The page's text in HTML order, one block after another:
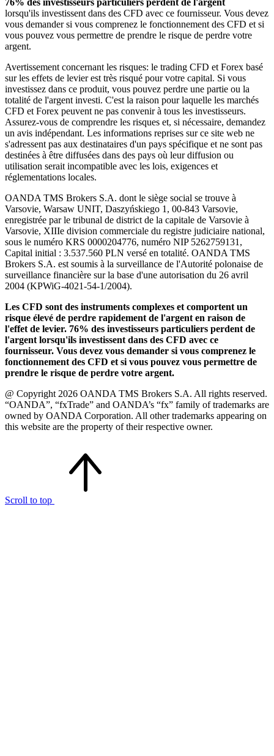
lorsqu'ils investissent dans des CFD avec ce fournisseur. Vous devez
vous demander si vous comprenez le fonctionnement des CFD et si
vous pouvez vous permettre de prendre le risque de perdre votre
argent.
Avertissement concernant les risques: le trading CFD et Forex basé
sur les effets de levier est très risqué pour votre capital. Si vous
investissez dans ce produit, vous pouvez perdre une partie ou la
totalité de l'argent investi. C'est la raison pour laquelle les marchés
CFD et Forex peuvent ne pas convenir à tous les investisseurs.
Assurez-vous de comprendre les risques et, si nécessaire, demandez
un avis indépendant. Les informations reprises sur ce site web ne
s'adressent pas aux destinataires d'un pays spécifique et ne sont pas
destinées à être diffusées dans des pays où leur diffusion ou
utilisation serait incompatible avec les lois, exigences et
réglementations locales.
OANDA TMS Brokers S.A. dont le siège social se trouve à
Varsovie, Warsaw UNIT, Daszyńskiego 1, 00-843 Varsovie,
enregistrée par le tribunal de district de la capitale de Varsovie à
Varsovie, XIIIe division commerciale du registre judiciaire national,
sous le numéro KRS 0000204776, numéro NIP 5262759131,
Capital initial : 3.537.560 PLN versé en totalité. OANDA TMS
Brokers S.A. est soumis à la surveillance de l'Autorité polonaise de
surveillance financière sur la base d'une autorisation du 26 avril
2004 (KPWiG-4021-54-1/2004).
Les CFD sont des instruments complexes et comportent un
risque élevé de perdre rapidement de l'argent en raison de
l'effet de levier. 76% des investisseurs particuliers perdent de
l'argent lorsqu'ils investissent dans des CFD avec ce
fournisseur. Vous devez vous demander si vous comprenez le
fonctionnement des CFD et si vous pouvez vous permettre de
prendre le risque de perdre votre argent.
@ Copyright 2026 OANDA TMS Brokers S.A. All rights reserved.
“OANDA”, “fxTrade” and OANDA’s “fx” family of trademarks are
owned by OANDA Corporation. All other trademarks appearing on
this website are the property of their respective owner.
Scroll to top